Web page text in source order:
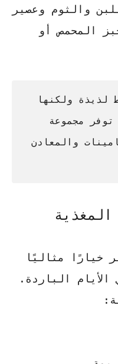
والثوم وعصير
المحمص أو
لذيذة ولكنها
مجموعة
والمعادن
خيارًا مثاليًا
الباردة.